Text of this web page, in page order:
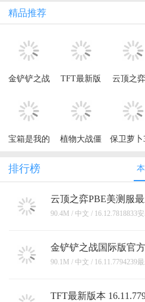
精品推荐
金铲铲之战
版(TFT)
TFT最新版
云顶之
方版
宝箱是我的
菜单
(Summoner)
植物大战僵
保卫萝卜
排行榜
云顶之弈PBE美测服
16.12.7818833安卓版
90.4M / 中文 / 16.12.7818833
金铲铲之战国际版官
16.11.7794239最新版
90.1M / 中文 / 16.11.7794239
TFT最新版本